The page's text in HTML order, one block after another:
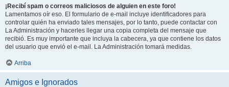
¡Recibí spam o correos maliciosos de alguien en este foro!
Lamentamos oír eso. El formulario de e-mail incluye identificadores para
controlar quién ha enviado tales mensajes, por lo tanto, puede contactar con
La Administración y hacerles llegar una copia completa del mensaje que
recibió. Es muy importante que incluya la cabecera, ya que contiene los datos
del usuario que envió el e-mail. La Administración tomará medidas.
Arriba
Amigos e Ignorados